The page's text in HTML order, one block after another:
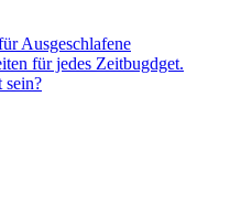
Ausgeschlafene
für jedes Zeitbugdget.
sein?